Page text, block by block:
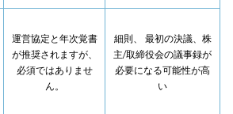
運営協定と年次覚書
が推奨されますが、
必須ではありませ
ん。
細則、
最初の決議、株
主/取締役会の議事録が
必要になる可能性が高
い